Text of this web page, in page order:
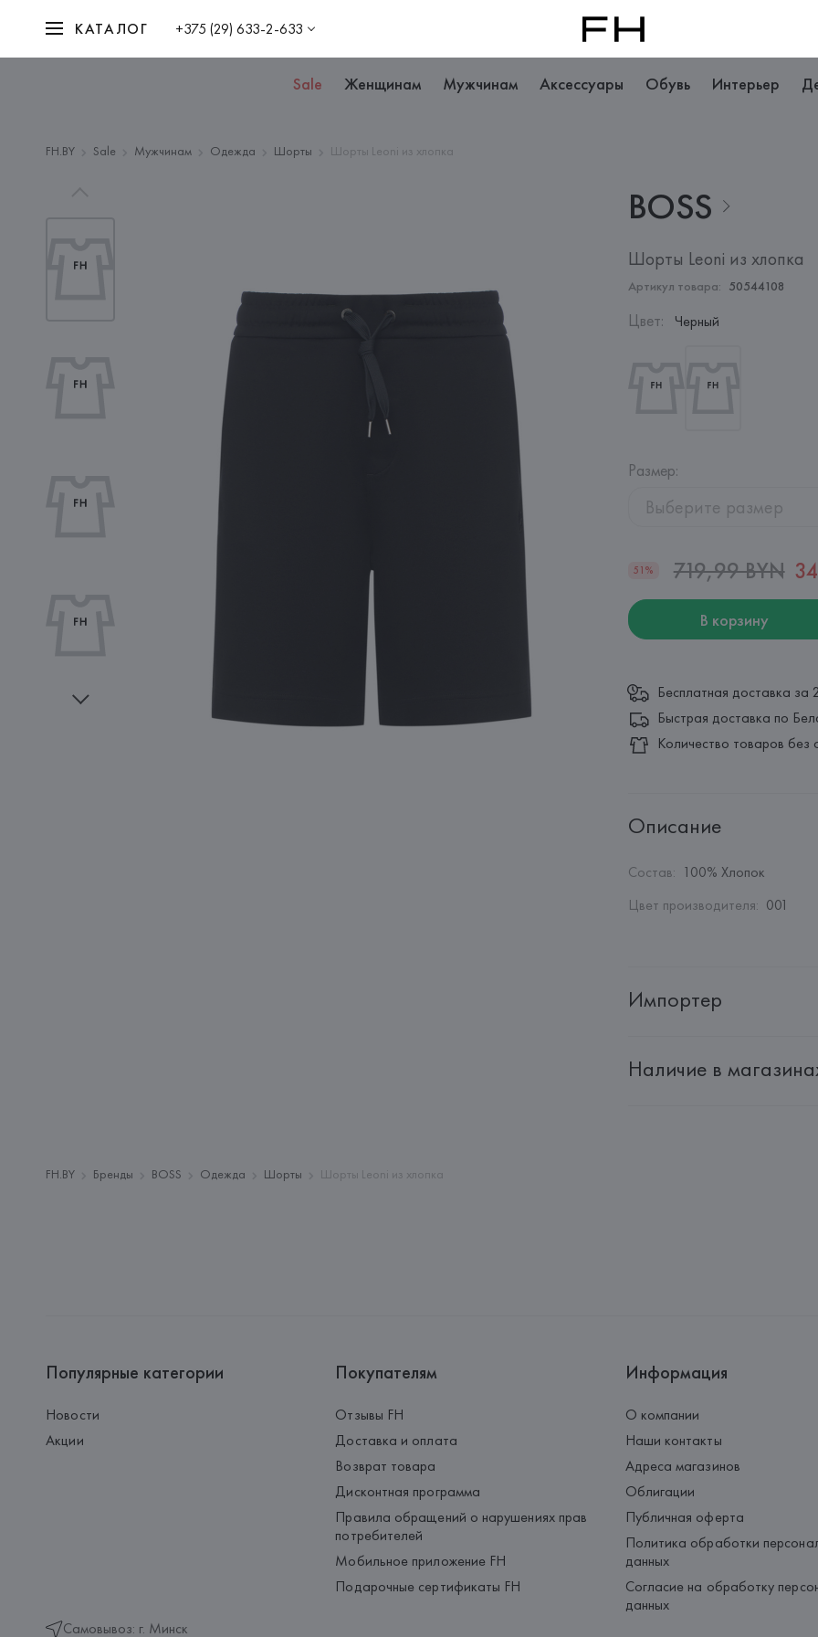
КАТАЛОГ +375 (29) 633-2-633
Sale Женщинам Мужчинам Аксессуары Обувь Интерьер
FH.BY Sale Мужчинам Одежда Шорты Шорты Leoni из хлопка
BOSS
Шорты Leoni из хлопка
Артикул товара: 50544108
Цвет: Черный
Размер:
Выберите размер
51% 719,99 BYN
В корзину
Бесплатная доставка за
Быстрая доставка по
Количество товаров без
Описание
Состав: 100% Хлопок
Цвет производителя: 001
Импортер
Адрес: Республика Беларусь,
Наличие в
FH.BY Бренды BOSS Одежда Шорты Шорты Leoni из хлопка
Популярные категории
Новости
Акции
Самовывоз: г. Минск
Покупателям
Отзывы FH
Доставка и оплата
Возврат товара
Дисконтная программа
Правила обращений о нарушениях прав
потребителей
Мобильное приложение FH
Подарочные сертификаты FH
Информация
О компании
Наши контакты
Адреса магазинов
Облигации
Публичная оферта
Политика обработки
данных
Согласие на обработку
данных